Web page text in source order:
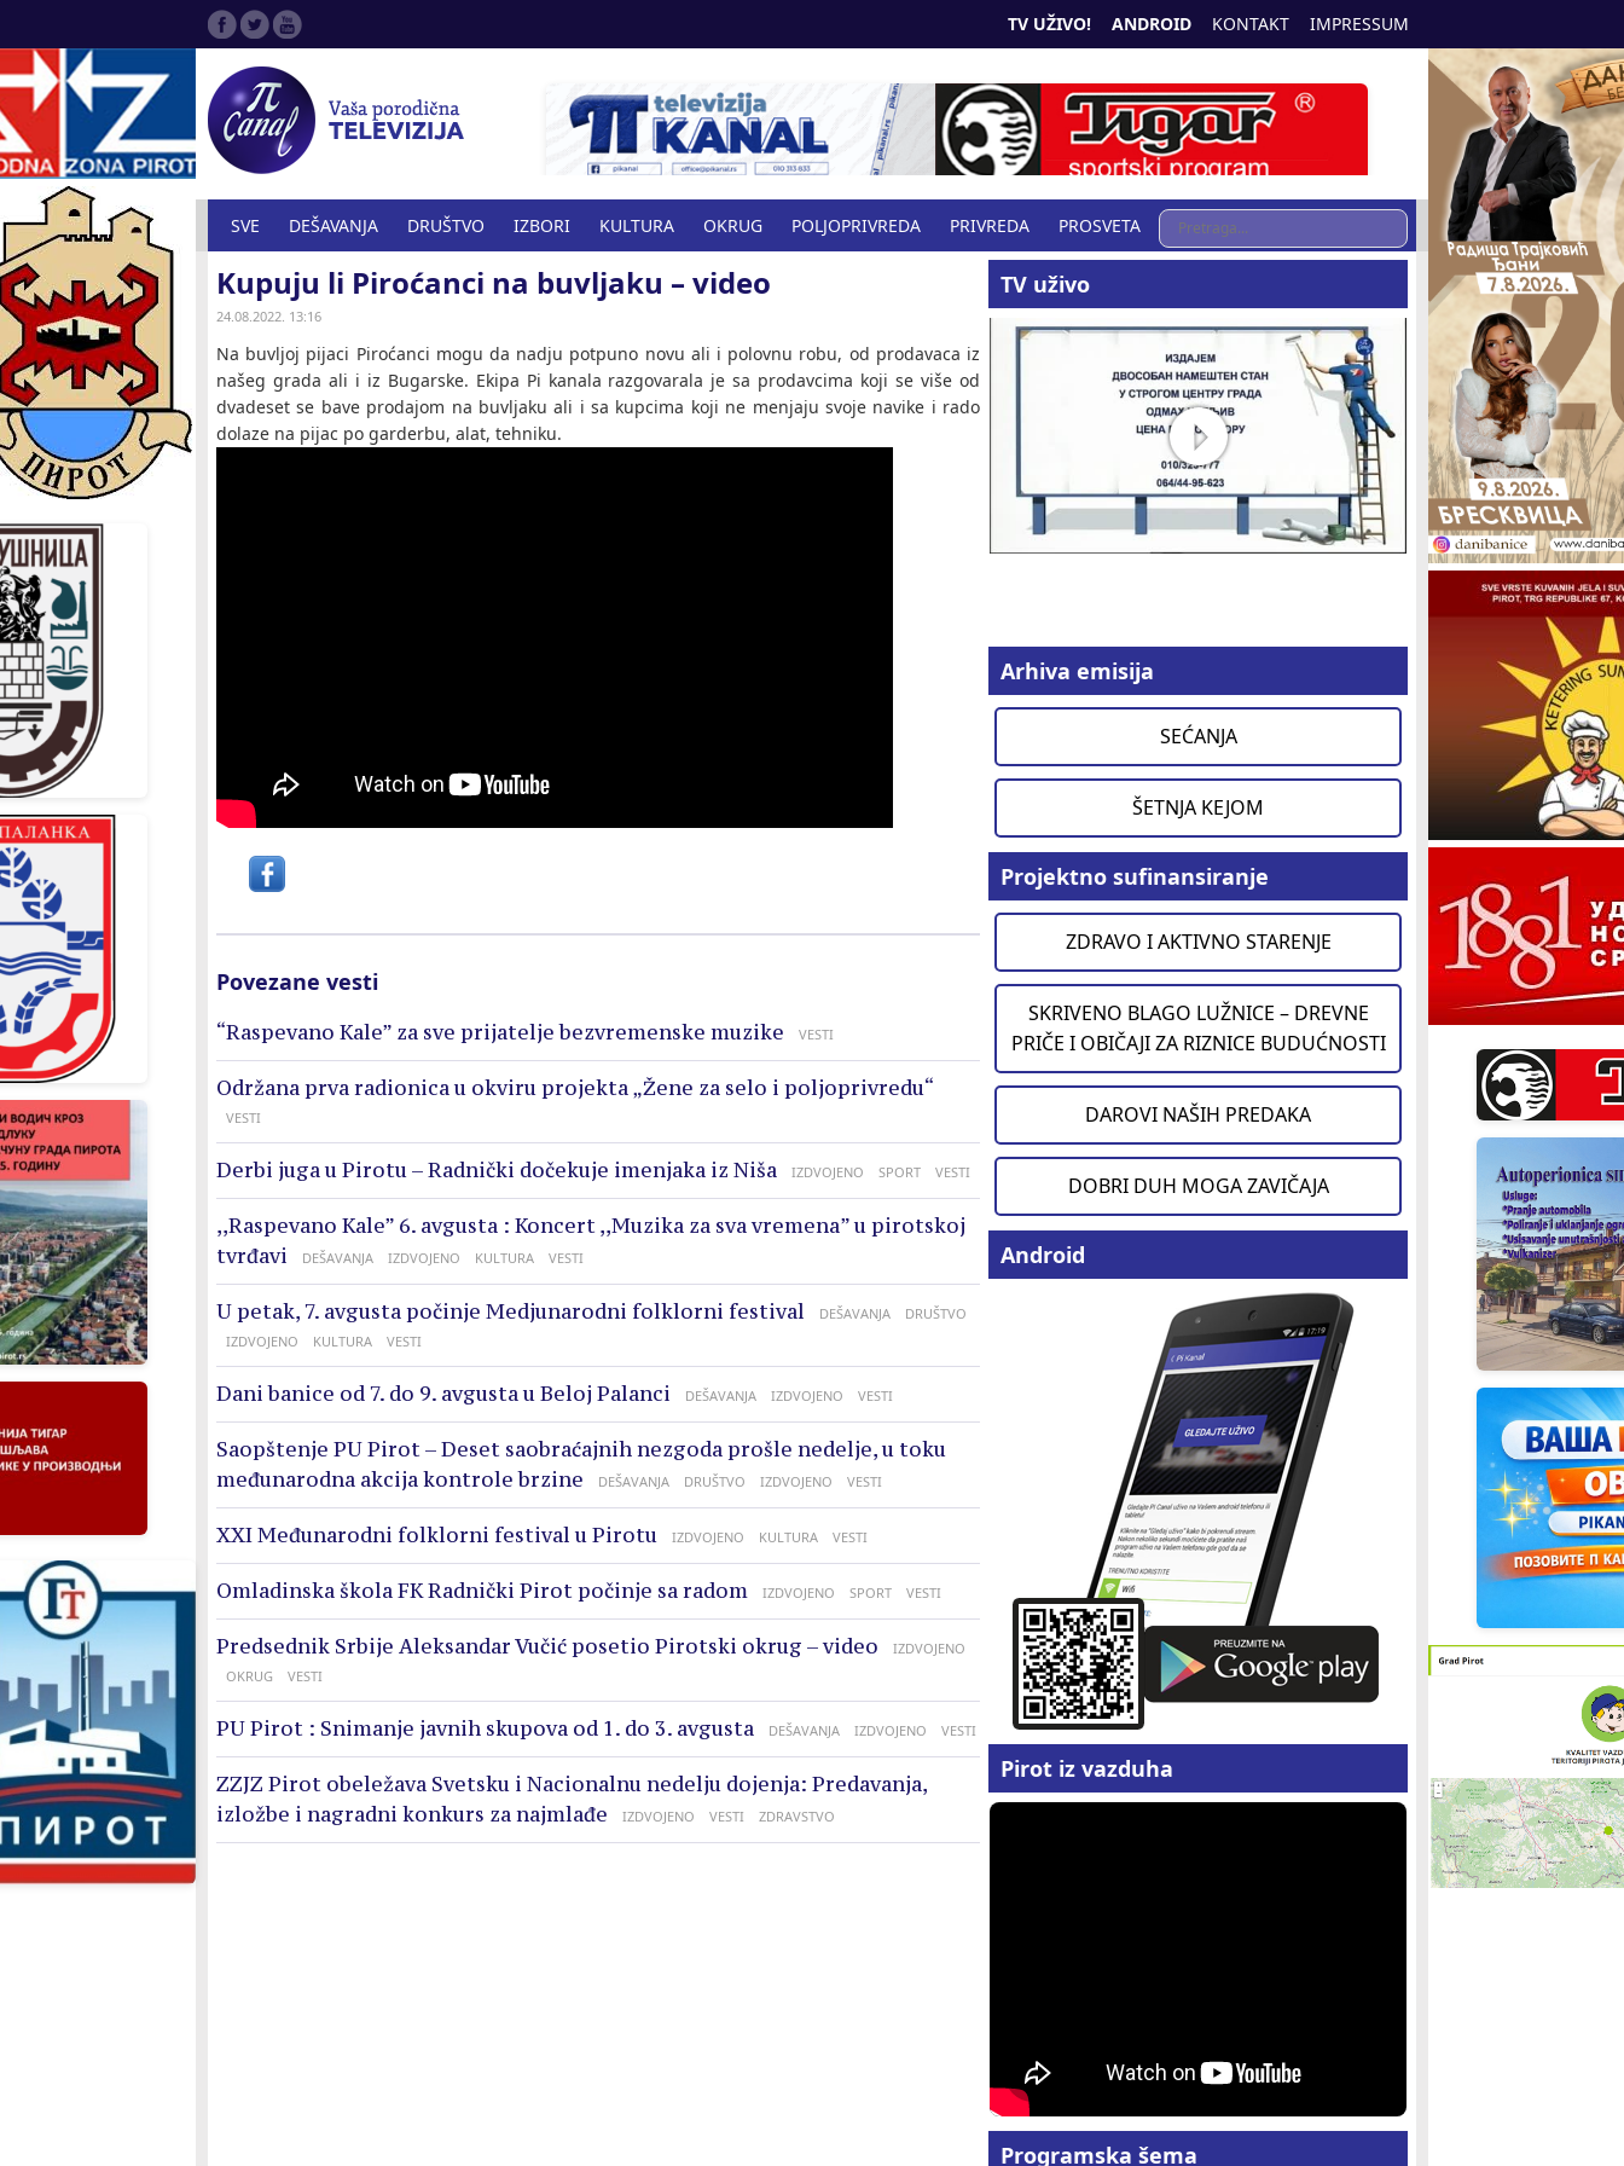
TV UŽIVO! ANDROID KONTAKT IMPRESSUM
SVE DEŠAVANJA DRUŠTVO IZBORI KULTURA OKRUG POLJOPRIVREDA PRIVREDA PROSVETA
SPORT ZANIMLJIVOSTI ZDRAVSTVO
Kupuju li Piroćanci na buvljaku – video
24.08.2022. 13:16
Na buvljoj pijaci Piroćanci mogu da nadju potpuno novu ali i polovnu robu, od prodavaca iz
našeg grada ali i iz Bugarske. Ekipa Pi kanala razgovarala je sa prodavcima koji se više od
dvadeset se bave prodajom na buvljaku ali i sa kupcima koji ne menjaju svoje navike i rado
dolaze na pijac po garderbu, alat, tehniku.
Povezane vesti
“Raspevano Kale” za sve prijatelje bezvremenske muzike VESTI
Održana prva radionica u okviru projekta „Žene za selo i poljoprivredu“
VESTI
Derbi juga u Pirotu – Radnički dočekuje imenjaka iz Niša IZDVOJENO SPORT VESTI
,,Raspevano Kale” 6. avgusta : Koncert ,,Muzika za sva vremena” u pirotskoj
tvrđavi
DEŠAVANJA IZDVOJENO KULTURA VESTI
U petak, 7. avgusta počinje Medjunarodni folklorni festival DEŠAVANJA
DRUŠTVO
IZDVOJENO
KULTURA VESTI
Dani banice od 7. do 9. avgusta u Beloj Palanci DEŠAVANJA IZDVOJENO VESTI
Saopštenje PU Pirot – Deset saobraćajnih nezgoda prošle nedelje, u toku
međunarodna akcija kontrole brzine
DEŠAVANJA DRUŠTVO IZDVOJENO VESTI
XXI Međunarodni folklorni festival u Pirotu IZDVOJENO KULTURA VESTI
Omladinska škola FK Radnički Pirot počinje sa radom IZDVOJENO SPORT VESTI
Predsednik Srbije Aleksandar Vučić posetio Pirotski okrug – video
IZDVOJENO
OKRUG
VESTI
PU Pirot : Snimanje javnih skupova od 1. do 3. avgusta DEŠAVANJA IZDVOJENO VESTI
ZZJZ Pirot obeležava Svetsku i Nacionalnu nedelju dojenja: Predavanja,
izložbe i nagradni konkurs za najmlađe
IZDVOJENO VESTI ZDRAVSTVO
TV uživo
Arhiva emisija
SEĆANJA
ŠETNJA KEJOM
Projektno sufinansiranje
ZDRAVO I AKTIVNO STARENJE
SKRIVENO BLAGO LUŽNICE – DREVNE
PRIČE I OBIČAJI ZA RIZNICE BUDUĆNOSTI
DAROVI NAŠIH PREDAKA
DOBRI DUH MOGA ZAVIČAJA
Android
Pirot iz vazduha
Programska šema